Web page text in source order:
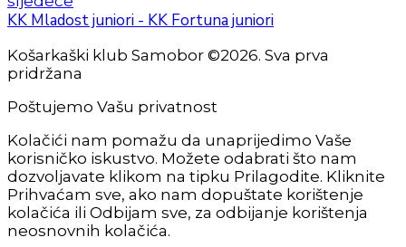
KK Mladost juniori - KK Fortuna juniori
Košarkaški klub Samobor ©2026. Sva prva
pridržana
Poštujemo Vašu privatnost
Kolačići nam pomažu da unaprijedimo Vaše
korisničko iskustvo. Možete odabrati što nam
dozvoljavate klikom na tipku Prilagodite. Kliknite
Prihvaćam sve, ako nam dopuštate korištenje
kolačića ili Odbijam sve, za odbijanje korištenja
neosnovnih kolačića.